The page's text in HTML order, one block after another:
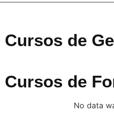
Cursos de
Cursos de
No data